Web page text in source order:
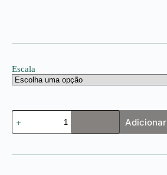
Escala
Quantidade
de
Jarra/Copo
medição
Adicionar